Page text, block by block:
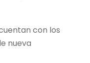
con los
nueva